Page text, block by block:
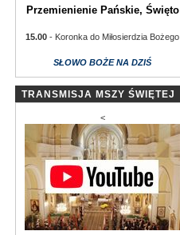
Przemienienie Pańskie, Święto
15.00 - Koronka do Miłosierdzia Bożego
SŁOWO BOŻE NA DZIŚ
TRANSMISJA MSZY ŚWIĘTEJ
<